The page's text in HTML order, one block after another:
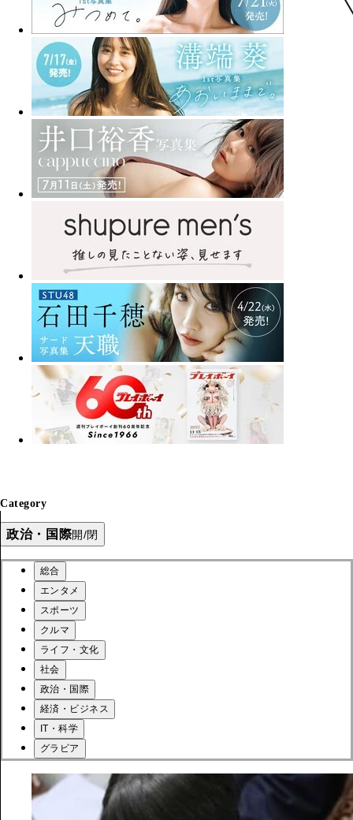
Category
政治・国際開/閉
総合
エンタメ
スポーツ
クルマ
ライフ・文化
社会
政治・国際
経済・ビジネス
IT・科学
グラビア